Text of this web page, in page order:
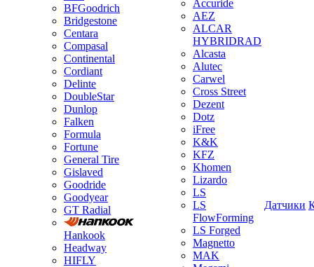
BFGoodrich
Bridgestone
Centara
Compasal
Continental
Cordiant
Delinte
DoubleStar
Dunlop
Falken
Formula
Fortune
General Tire
Gislaved
Goodride
Goodyear
GT Radial
Hankook
Headway
HIFLY
Accuride
AEZ
ALCAR
HYBRIDRAD
Alcasta
Alutec
Carwel
Cross Street
Dezent
Dotz
iFree
K&K
KFZ
Khomen
Lizardo
LS
LS
FlowForming
LS Forged
Magnetto
MAK
Датчики